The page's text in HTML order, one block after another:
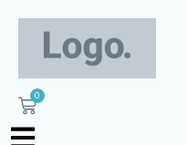
springen
0
Warenkorb